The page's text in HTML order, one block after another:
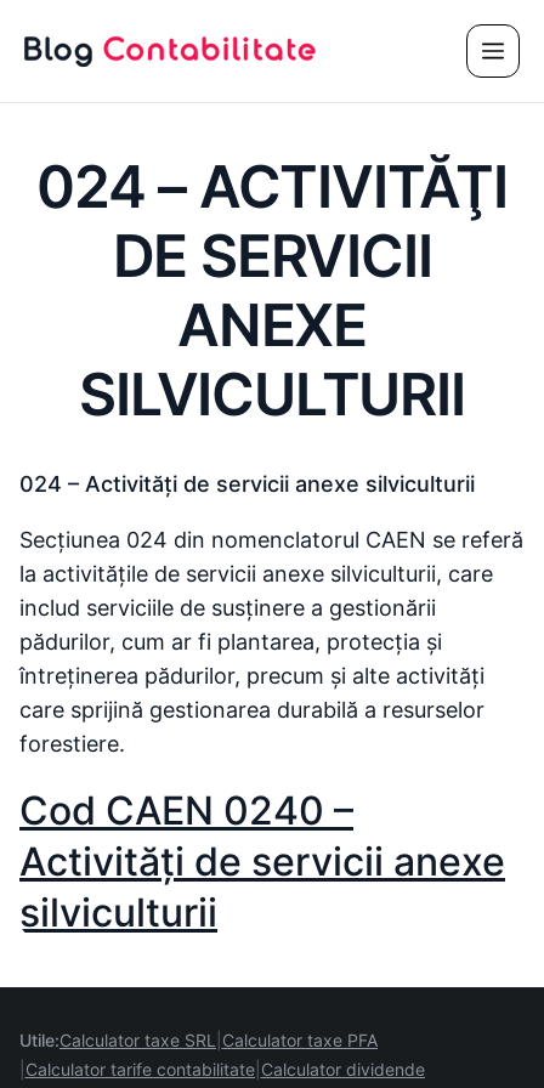
024 – ACTIVITĂŢI
DE SERVICII
ANEXE
SILVICULTURII
024 – Activităţi de servicii anexe silviculturii
Secțiunea 024 din nomenclatorul CAEN se referă
la activitățile de servicii anexe silviculturii, care
includ serviciile de susținere a gestionării
pădurilor, cum ar fi plantarea, protecția și
întreținerea pădurilor, precum și alte activități
care sprijină gestionarea durabilă a resurselor
forestiere.
Cod CAEN 0240 –
Activităţi de servicii anexe
silviculturii
Utile:Calculator taxe SRL
Calculator taxe PFA
Calculator tarife contabilitate Calculator dividende